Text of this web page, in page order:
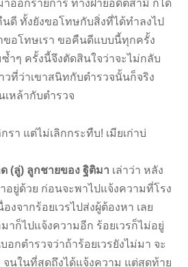
ออกรายการ ทางฝ่ายอดีตสามี ก็ได้
ดี ทั้งยังขอโทษกับสิ่งที่ได้ทำลงไป
ขอโทษเรา ขอคืนดีแบบนี้ทุกครั้ง
ซ้ำๆ ครั้งนี้จึงตัดสินใจว่าจะไม่กลับ
วที่ว่าเขาสนิทกับตำรวจนั้นก็จริง
เหล้ากับตำรวจ
(ลู่) ลูกชายของ ฐิติมา เล่าว่า หลัง
อยู่ด้วย ก่อนจะพาไปแจ้งความที่โรง
งจากร้อยเวรไปส่งผู้ต้องหา เลย
าก็ไปแจ้งความอีก ร้อยเวรก็ไม่อยู่
อกตำรวจว่าถ้าร้อยเวรยังไม่มา จะ
จนในที่สุดถึงได้แจ้งความ แต่สุดท้าย